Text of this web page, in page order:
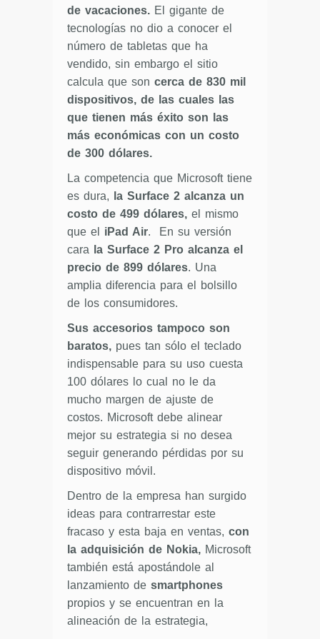
de vacaciones. El gigante de
tecnologías no dio a conocer el
número de tabletas que ha
vendido, sin embargo el sitio
calcula que son cerca de 830 mil
dispositivos, de las cuales las
que tienen más éxito son las
más económicas con un costo
de 300 dólares.
La competencia que Microsoft tiene
es dura, la Surface 2 alcanza un
costo de 499 dólares, el mismo
que el iPad Air. En su versión
cara la Surface 2 Pro alcanza el
precio de 899 dólares. Una
amplia diferencia para el bolsillo
de los consumidores.
Sus accesorios tampoco son
baratos, pues tan sólo el teclado
indispensable para su uso cuesta
100 dólares lo cual no le da
mucho margen de ajuste de
costos. Microsoft debe alinear
mejor su estrategia si no desea
seguir generando pérdidas por su
dispositivo móvil.
Dentro de la empresa han surgido
ideas para contrarrestar este
fracaso y esta baja en ventas, con
la adquisición de Nokia, Microsoft
también está apostándole al
lanzamiento de smartphones
propios y se encuentran en la
alineación de la estrategia,